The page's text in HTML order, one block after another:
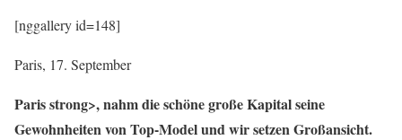
[nggallery id=148]
Paris, 17. September
Paris strong>, nahm die schöne große Kapital seine
Gewohnheiten von Top-Model und wir setzen Großansicht.